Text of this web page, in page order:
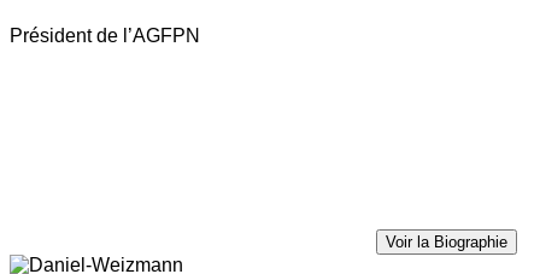
Président de l’AGFPN
Voir la Biographie